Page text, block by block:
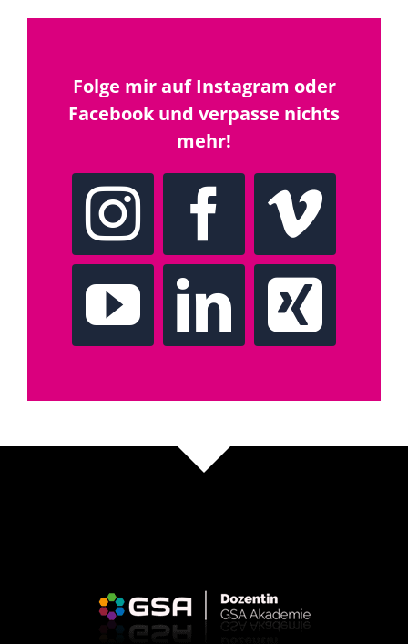
Folge mir auf Instagram oder
Facebook und verpasse nichts
mehr!